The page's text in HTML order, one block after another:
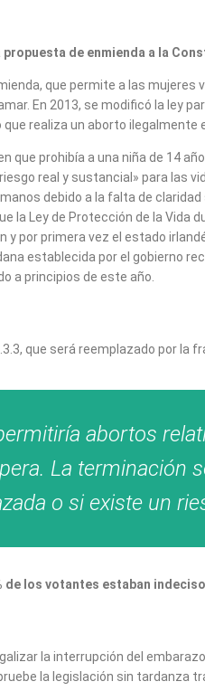
propuesta de enmienda a la
que permite a las
En 2013, se modificó la ley
realiza un aborto
que prohibía a una niña de 14
real y sustancial» para las
debido a la falta de
la Ley de Protección de la
por primera vez el estado
establecida por el gobierno
a principios de este año.
que será reemplazado por la
abortos
La terminación
o si existe un
de los votantes estaban
la interrupción del
la legislación sin tardanza